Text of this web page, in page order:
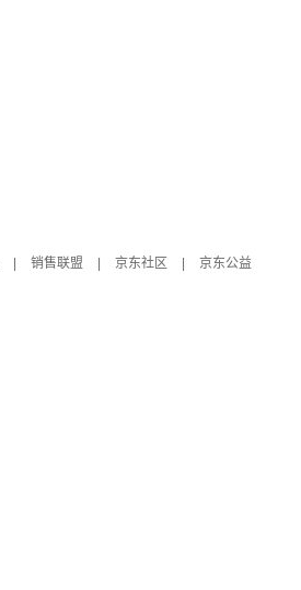
销售联盟 京东社区
京东公益